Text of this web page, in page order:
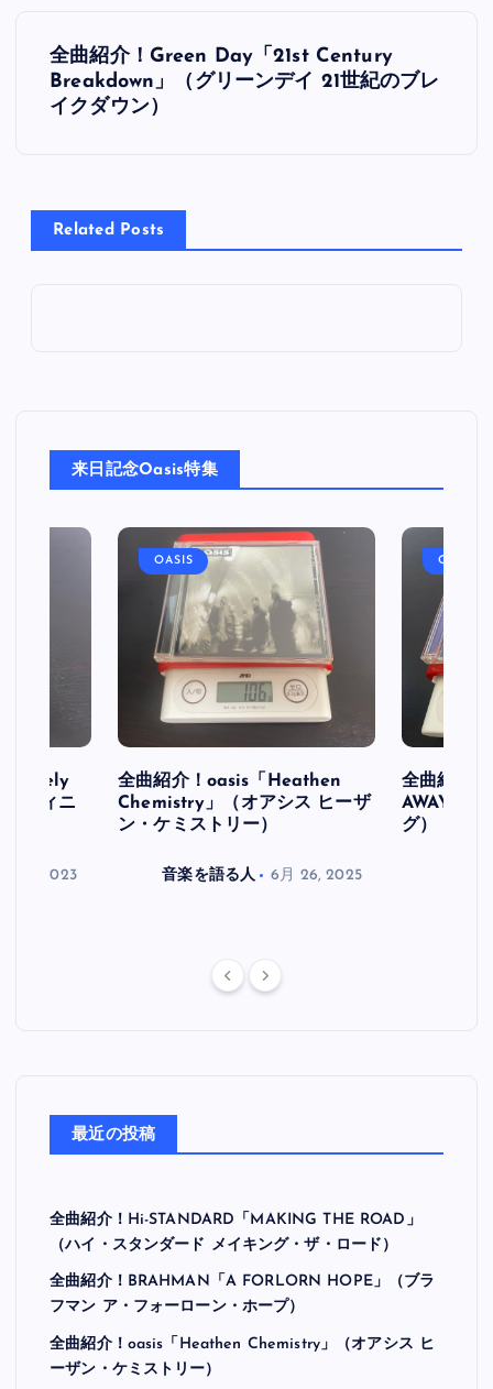
投
稿
ビ
ゲ
全曲紹介！Green Day「21st Century
Breakdown」（グリーンデイ 21世紀のブレ
イクダウン）
Related Posts
来日記念Oasis特集
フィニ
30, 2023
OASIS
全曲紹介！oasis「Heathen
Chemistry」（オアシス ヒーザ
ン・ケミストリー）
音楽を語る人 6月 26, 2025
OASIS
全曲紹介
AWAY」
グ）
最近の投稿
全曲紹介！Hi-STANDARD「MAKING THE ROAD」
（ハイ・スタンダード メイキング・ザ・ロード）
全曲紹介！BRAHMAN「A FORLORN HOPE」（ブラ
フマン ア・フォーローン・ホープ）
全曲紹介！oasis「Heathen Chemistry」（オアシス ヒ
ーザン・ケミストリー）